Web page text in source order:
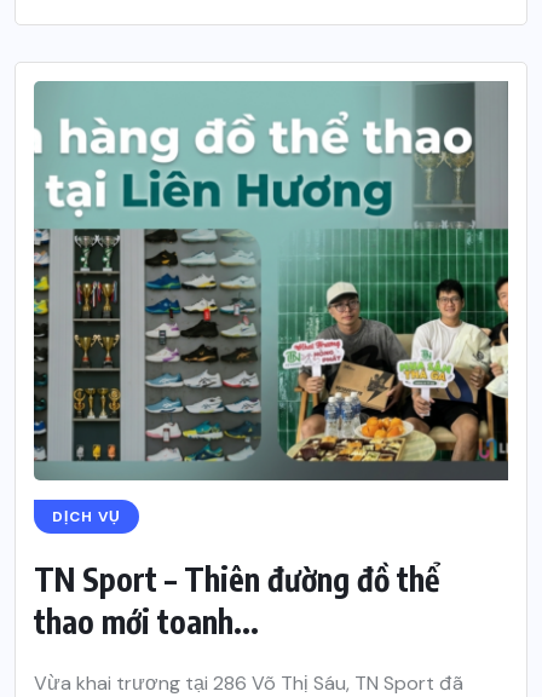
DỊCH VỤ
TN Sport – Thiên đường đồ thể
thao mới toanh...
Vừa khai trương tại 286 Võ Thị Sáu, TN Sport đã